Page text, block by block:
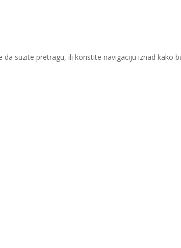
suzite pretragu, ili koristite navigaciju iznad kako